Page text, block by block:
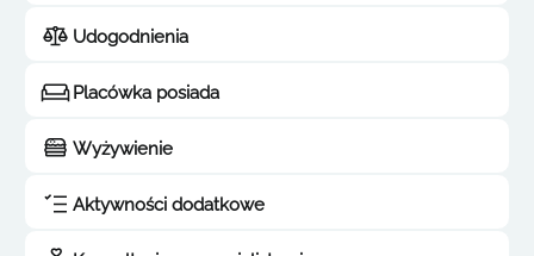
Udogodnienia
Placówka posiada
Wyżywienie
Aktywności dodatkowe